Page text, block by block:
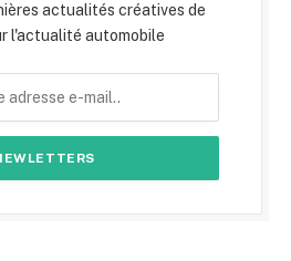
actualités créatives de
l'actualité automobile